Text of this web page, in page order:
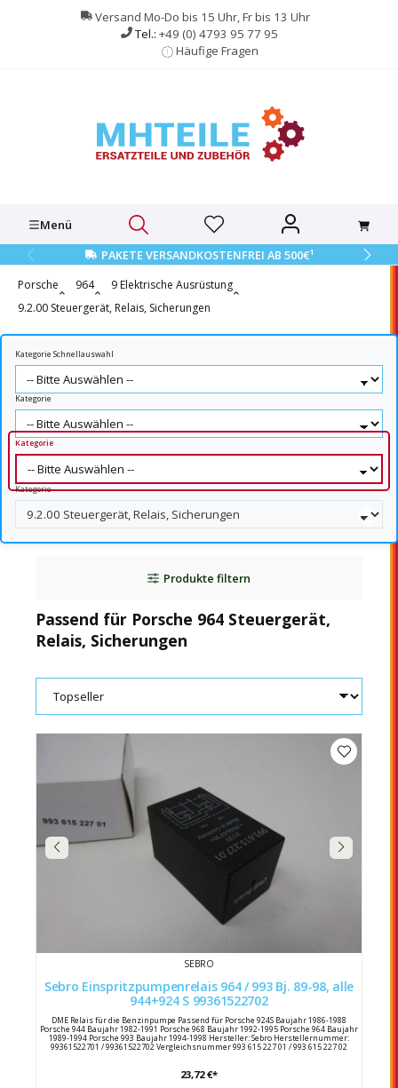
springen
Versand Mo-Do bis 15 Uhr, Fr bis 13 Uhr
Tel.: +49 (0) 4793 95 77 95
Häufige Fragen
Menü
PAKETE VERSANDKOSTENFREI AB 500€1
Porsche 964
9 Elektrische Ausrüstung
9.2.00 Steuergerät, Relais, Sicherungen
Kategorie Schnellauswahl
Kategorie
Kategorie
Kategorie
Produkte filtern
Passend für Porsche 964 Steuergerät,
Relais, Sicherungen
SEBRO
Sebro Einspritzpumpenrelais 964 / 993 Bj. 89-98, alle
944+924 S 99361522702
DME Relais für die Benzinpumpe Passend für Porsche 924S Baujahr 1986-1988
Porsche 944 Baujahr 1982-1991 Porsche 968 Baujahr 1992-1995 Porsche 964 Baujahr
1989-1994 Porsche 993 Baujahr 1994-1998 Hersteller: Sebro Herstellernummer:
99361522701 / 99361522702 Vergleichsnummer 993 615 227 01 / 993 615 227 02
23,72 €*